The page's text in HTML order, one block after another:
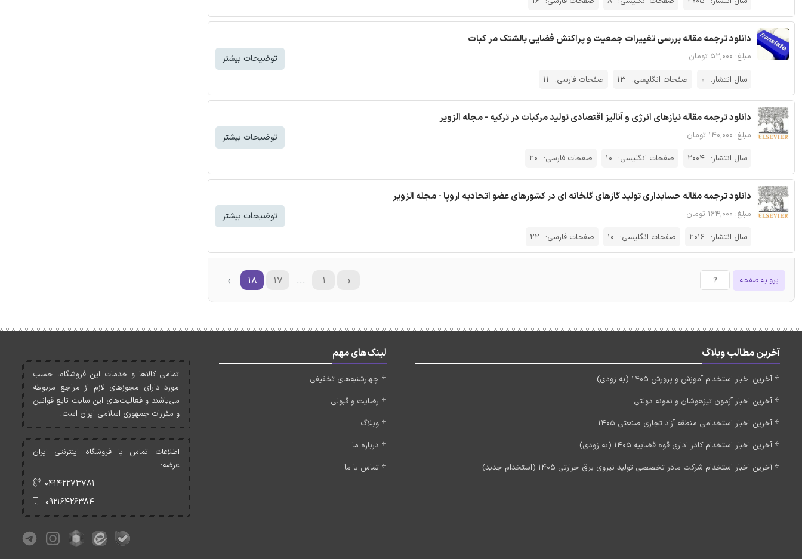
دانلود ترجمه مقاله بررسی تغییرات جمعیت و پراکنش فضایی بالشتک مر کبات
مبلغ: ۵۲,۰۰۰ تومان
سال انتشار: 0 صفحات انگلیسی: 13 صفحات فارسی: 11
توضیحات بیشتر
دانلود ترجمه مقاله نیازهای انرژی و آنالیز اقتصادی تولید مرکبات در ترکیه - مجله الزویر
مبلغ: ۱۴۰,۰۰۰ تومان
سال انتشار: 2004 صفحات انگلیسی: 10 صفحات فارسی: 20
توضیحات بیشتر
دانلود ترجمه مقاله حسابداری تولید گازهای گلخانه ای در کشورهای عضو اتحادیه اروپا - مجله الزویر
مبلغ: ۱۶۴,۰۰۰ تومان
سال انتشار: 2016 صفحات انگلیسی: 10 صفحات فارسی: 22
توضیحات بیشتر
برو به صفحه ‹ ۱ ... ۱۷ ۱۸ ›
آخرین مطالب وبلاگ
آخرین اخبار استخدام آموزش و پرورش 1405 (به زودی)
آخرین اخبار آزمون تیزهوشان و نمونه دولتی
آخرین اخبار استخدامی منطقه آزاد تجاری صنعتی 1405
آخرین اخبار استخدام کادر اداری قوه قضاییه 1405 (به زودی)
آخرین اخبار استخدام شرکت مادر تخصصی تولید نیروی برق حرارتی 1405 (استخدام جدید)
لینک‌های مهم
چهارشنبه‌های تخفیفی
رضایت و قبولی
وبلاگ
درباره ما
تماس با ما
تمامی کالاها و خدمات اين فروشگاه، حسب
مورد دارای مجوزهای لازم از مراجع مربوطه
می‌باشند و فعاليت‌های اين سايت تابع قوانين
و مقررات جمهوری اسلامی ايران است.
اطلاعات تماس با فروشگاه اینترنتی ایران
عرضه:
۰۴۱۴۲۲۷۳۷۸۱
۰۹۲۱۶۴۲۶۳۸۴